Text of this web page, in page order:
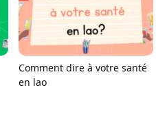
Comment dire à votre santé
en lao